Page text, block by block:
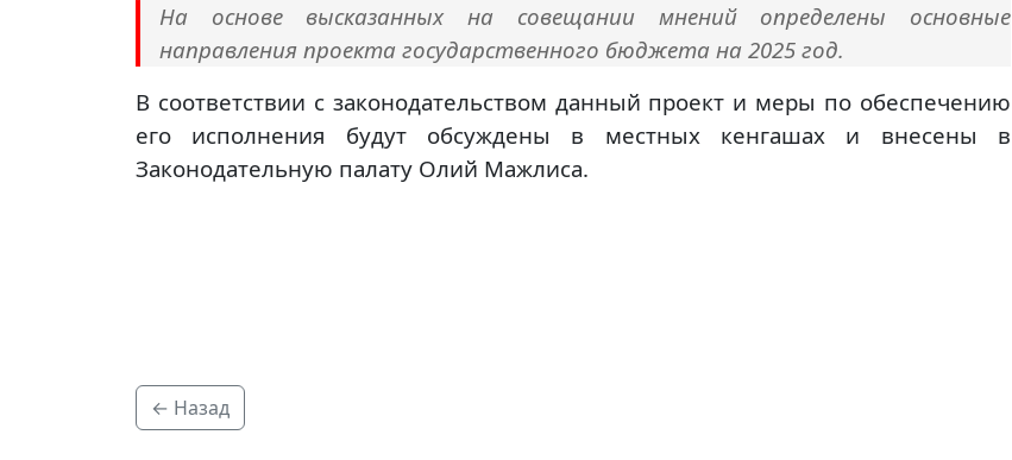
На основе высказанных на совещании мнений определены основные
направления проекта государственного бюджета на 2025 год.
В соответствии с законодательством данный проект и меры по обеспечению
его исполнения будут обсуждены в местных кенгашах и внесены в
Законодательную палату Олий Мажлиса.
← Назад